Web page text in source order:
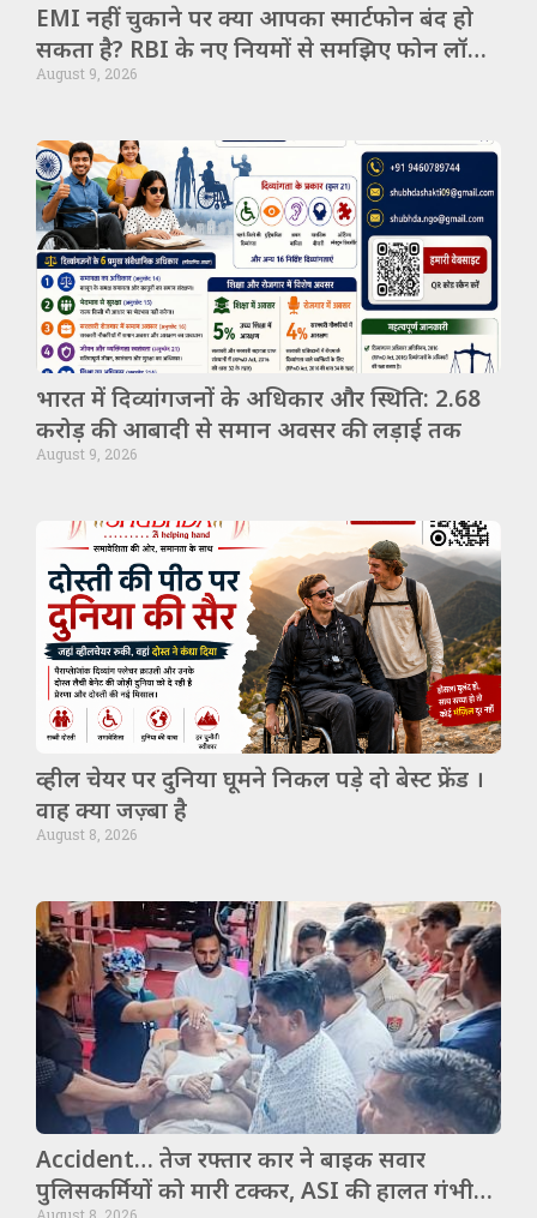
EMI नहीं चुकाने पर क्या आपका स्मार्टफोन बंद हो
सकता है? RBI के नए नियमों से समझिए फोन लॉक
और उपभोक्ता के अधिकार
August 9, 2026
भारत में दिव्यांगजनों के अधिकार और स्थिति: 2.68
करोड़ की आबादी से समान अवसर की लड़ाई तक
August 9, 2026
व्हील चेयर पर दुनिया घूमने निकल पड़े दो बेस्ट फ्रेंड ।
वाह क्या जज़्बा है
August 8, 2026
Accident… तेज रफ्तार कार ने बाइक सवार
पुलिसकर्मियों को मारी टक्कर, ASI की हालत गंभीर,
August 8, 2026